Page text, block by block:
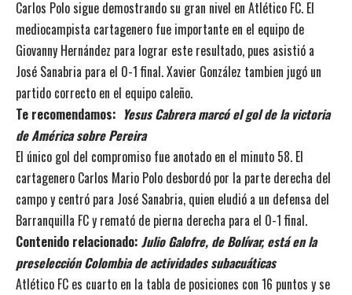
Carlos Polo sigue demostrando su gran nivel en Atlético FC. El
mediocampista cartagenero fue importante en el equipo de
Giovanny Hernández para lograr este resultado, pues asistió a
José Sanabria para el 0-1 final. Xavier González tambien jugó un
partido correcto en el equipo caleño.
Te recomendamos: Yesus Cabrera marcó el gol de la victoria
de América sobre Pereira
El único gol del compromiso fue anotado en el minuto 58. El
cartagenero Carlos Mario Polo desbordó por la parte derecha del
campo y centró para José Sanabria, quien eludió a un defensa del
Barranquilla FC y remató de pierna derecha para el 0-1 final.
Contenido relacionado: Julio Galofre, de Bolívar, está en la
preselección Colombia de actividades subacuáticas
Atlético FC es cuarto en la tabla de posiciones con 16 puntos y se